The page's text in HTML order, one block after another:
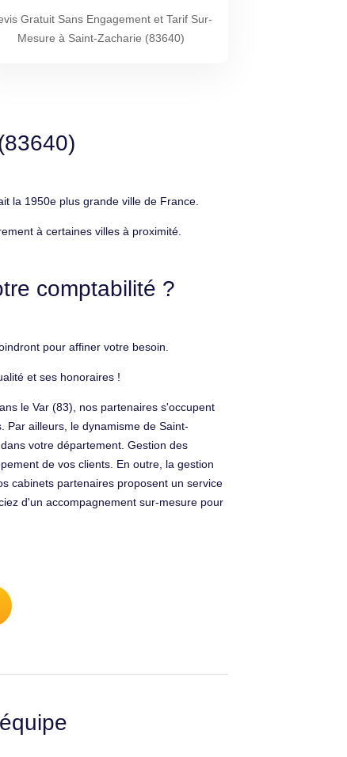
Gratuit Sans Engagement et Tarif Sur-
Mesure à Saint-Zacharie (83640)
la 1950e plus grande ville de France.
à certaines villes à proximité.
comptabilité ?
pour affiner votre besoin.
et ses honoraires !
le Var (83), nos partenaires s'occupent
Par ailleurs, le dynamisme de Saint-
votre département. Gestion des
de vos clients. En outre, la gestion
cabinets partenaires proposent un service
d'un accompagnement sur-mesure pour